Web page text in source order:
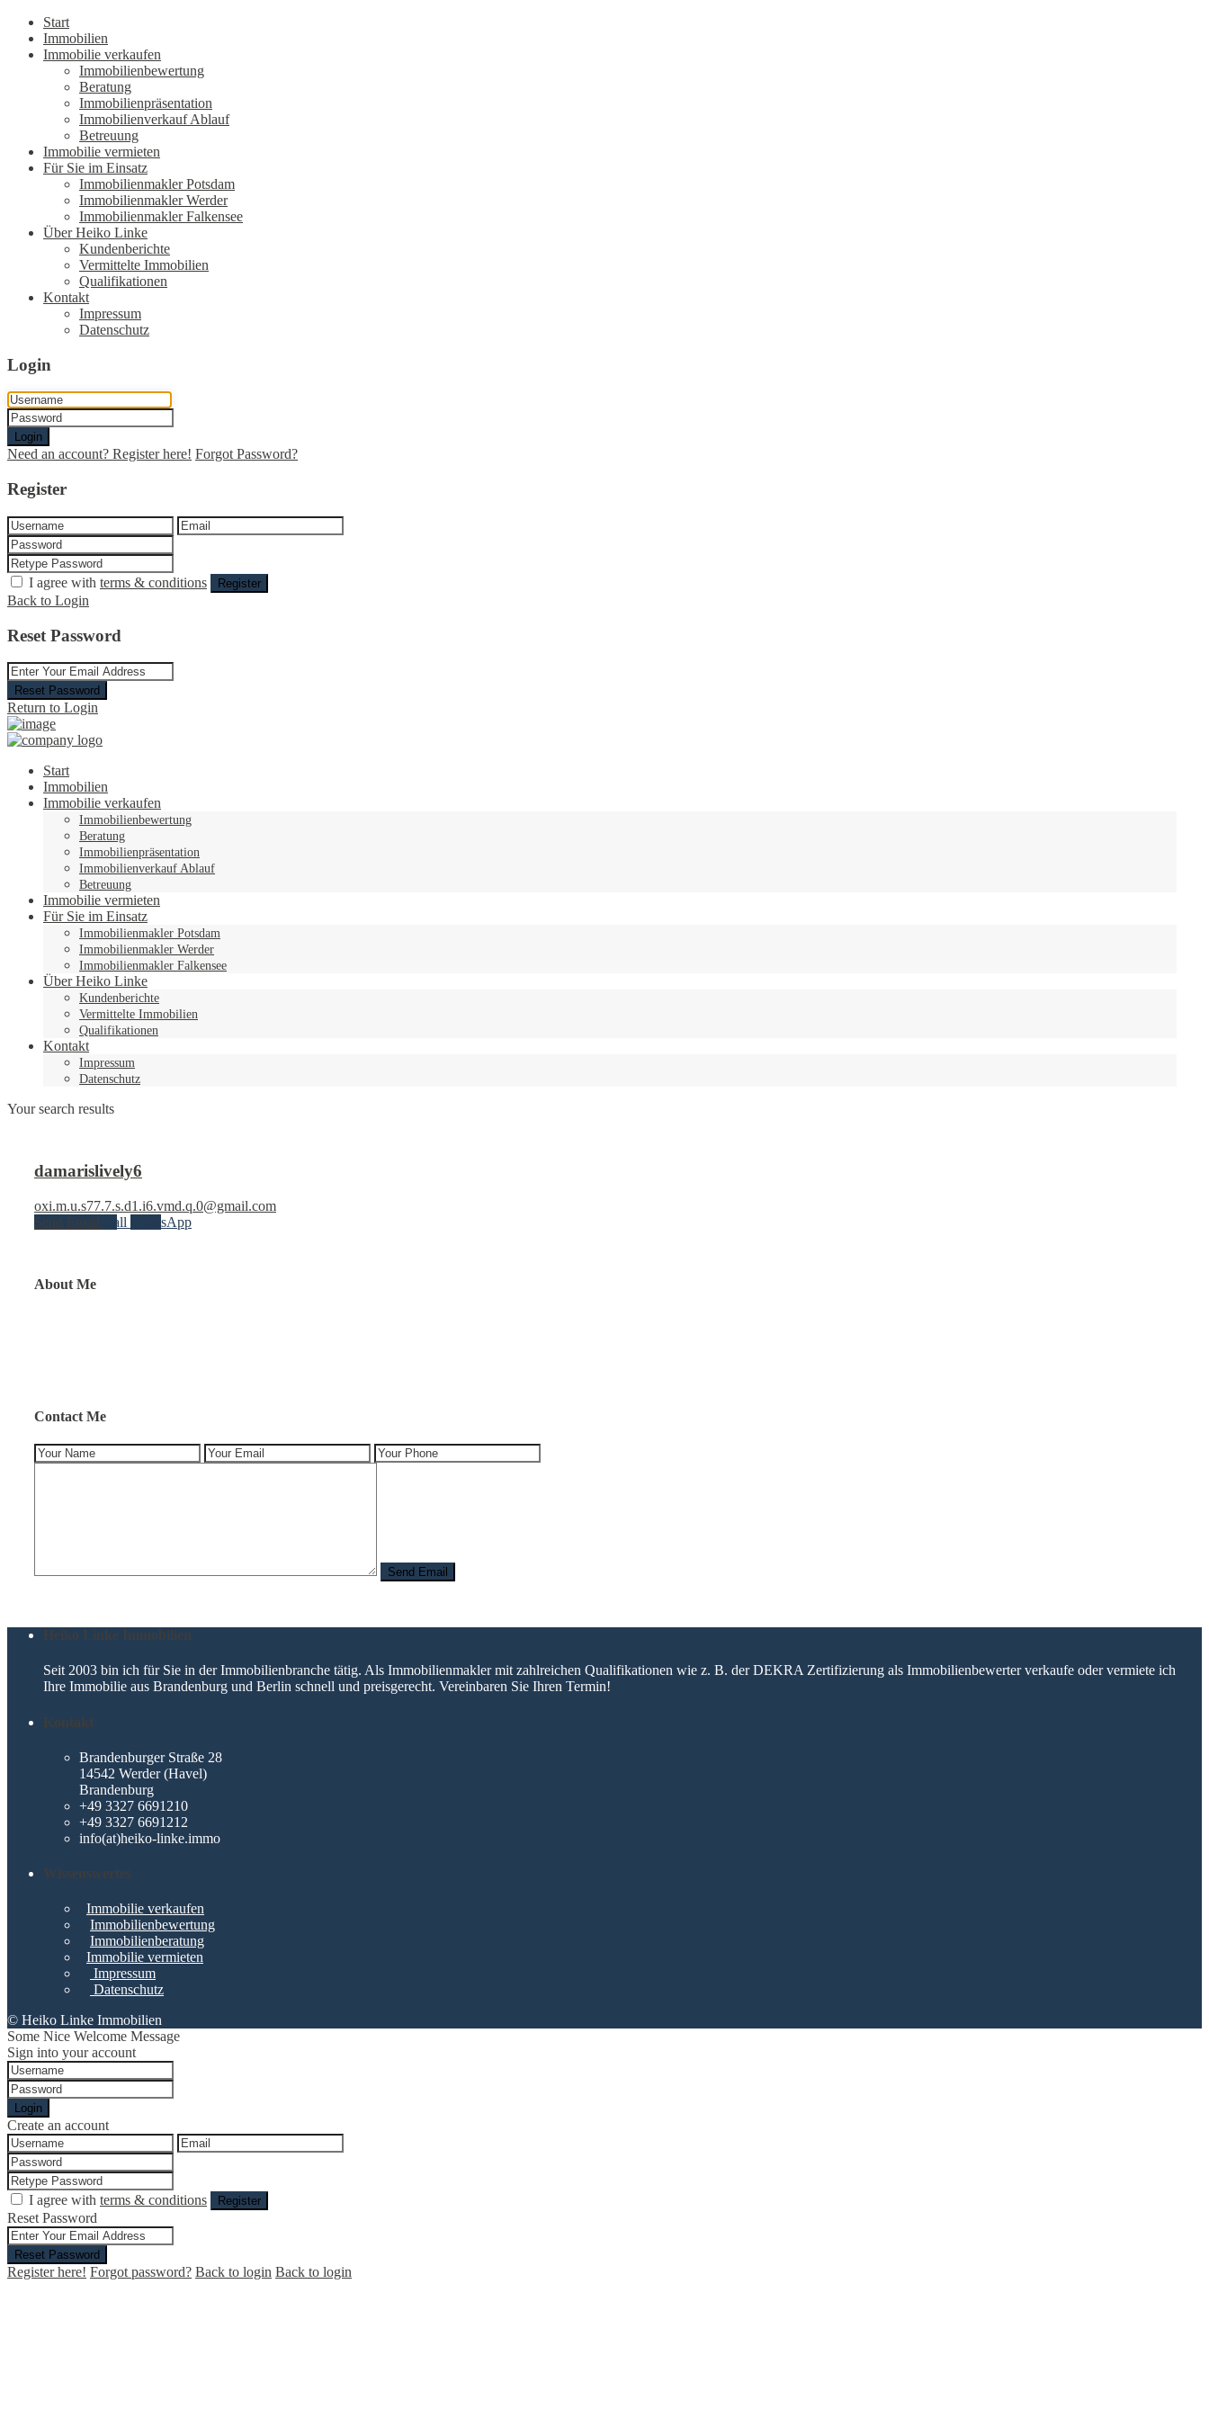
Start
Immobilien
Immobilie verkaufen
Immobilienbewertung
Beratung
Immobilienpräsentation
Immobilienverkauf Ablauf
Betreuung
Immobilie vermieten
Für Sie im Einsatz
Immobilienmakler Potsdam
Immobilienmakler Werder
Immobilienmakler Falkensee
Über Heiko Linke
Kundenberichte
Vermittelte Immobilien
Qualifikationen
Kontakt
Impressum
Datenschutz
Login
Login
Need an account? Register here! Forgot Password?
Register
I agree with terms & conditions Register
Back to Login
Reset Password
Reset Password
Return to Login
Start
Immobilien
Immobilie verkaufen
Immobilienbewertung
Beratung
Immobilienpräsentation
Immobilienverkauf Ablauf
Betreuung
Immobilie vermieten
Für Sie im Einsatz
Immobilienmakler Potsdam
Immobilienmakler Werder
Immobilienmakler Falkensee
Über Heiko Linke
Kundenberichte
Vermittelte Immobilien
Qualifikationen
Kontakt
Impressum
Datenschutz
Your search results
damarislively6
oxi.m.u.s77.7.s.d1.i6.vmd.q.0@gmail.com
Send Email
Call WhatsApp
About Me
Contact Me
Heiko Linke Immobilien
Seit 2003 bin ich für Sie in der Immobilienbranche tätig. Als Immobilienmakler mit zahlreichen Qualifikationen wie z. B. der DEKRA Zertifizierung als Immobilienbewerter verkaufe oder vermiete ich
Ihre Immobilie aus Brandenburg und Berlin schnell und preisgerecht. Vereinbaren Sie Ihren Termin!
Kontakt
Brandenburger Straße 28
14542 Werder (Havel)
Brandenburg
+49 3327 6691210
+49 3327 6691212
info(at)heiko-linke.immo
Wissenswertes
Immobilie verkaufen
Immobilienbewertung
Immobilienberatung
Immobilie vermieten
Impressum
Datenschutz
© Heiko Linke Immobilien
Some Nice Welcome Message
Sign into your account
Login
Create an account
I agree with terms & conditions Register
Reset Password
Reset Password
Register here! Forgot password? Back to login Back to login